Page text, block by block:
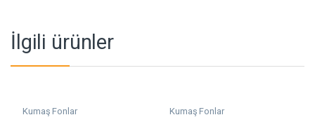
İlgili ürünler
Kumaş Fonlar Kumaş Fonlar